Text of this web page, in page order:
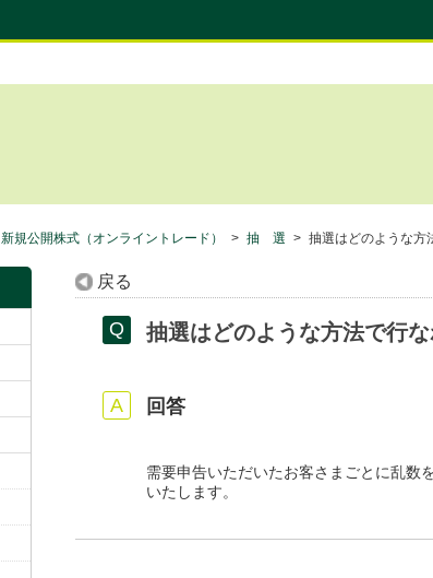
新規公開株式（オンライントレード） > 抽 選 > 抽選はどのような方
戻る
抽選はどのような方法で行な
回答
需要申告いただいたお客さまごとに乱数
いたします。